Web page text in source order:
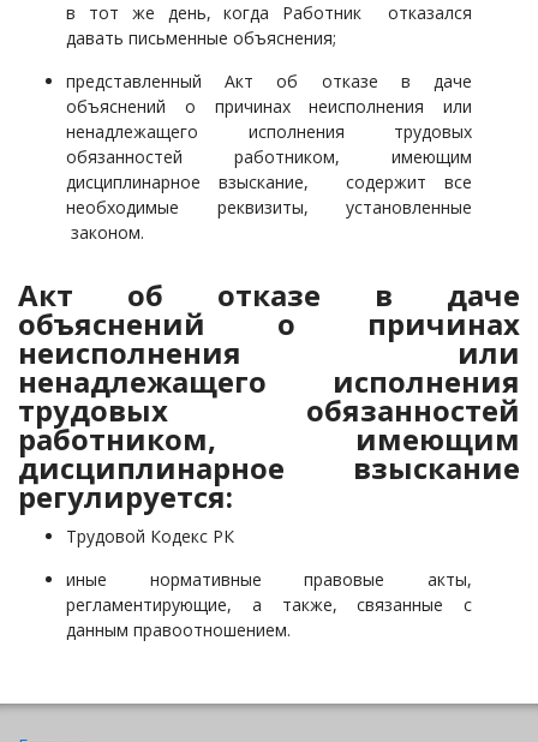
в тот же день, когда Работник отказался
давать письменные объяснения;
представленный Акт об отказе в даче
объяснений о причинах неисполнения или
ненадлежащего исполнения трудовых
обязанностей работником, имеющим
дисциплинарное взыскание, содержит все
необходимые реквизиты, установленные
законом.
Акт об отказе в даче
объяснений о причинах
неисполнения или
ненадлежащего исполнения
трудовых обязанностей
работником, имеющим
дисциплинарное взыскание
регулируется:
Трудовой Кодекс РК
иные нормативные правовые акты,
регламентирующие, а также, связанные с
данным правоотношением.